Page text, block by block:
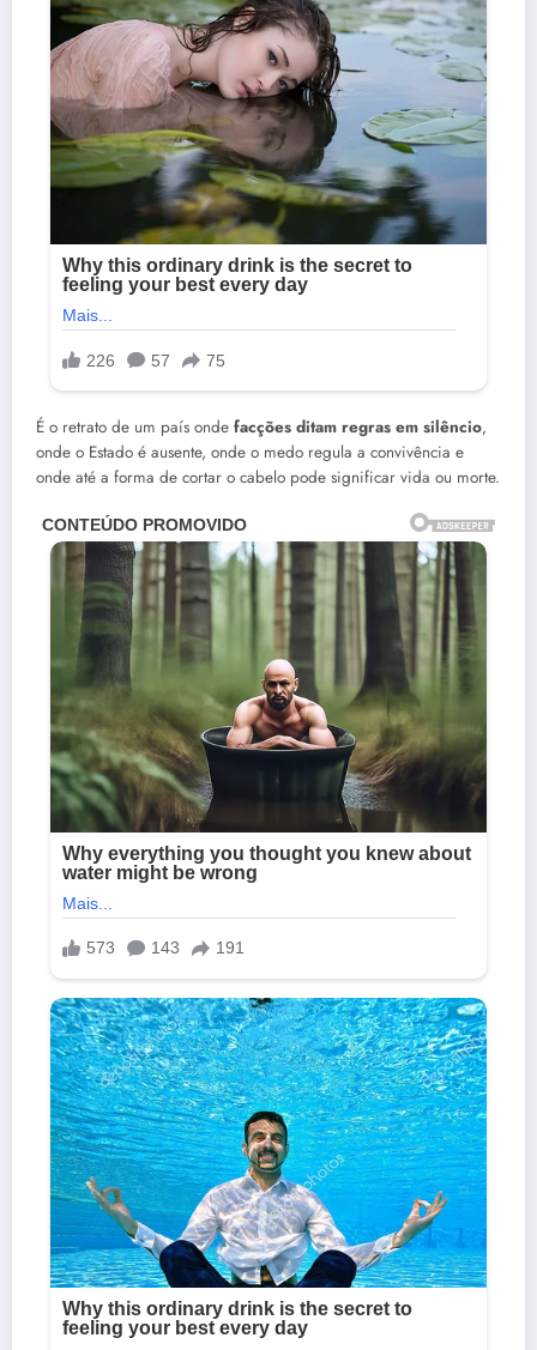
É o retrato de um país onde facções ditam regras em silêncio,
onde o Estado é ausente, onde o medo regula a convivência e
onde até a forma de cortar o cabelo pode significar vida ou morte.